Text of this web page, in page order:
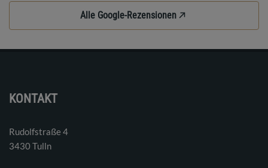
Alle Google-Rezensionen
KONTAKT
Rudolfstraße 4
3430 Tulln